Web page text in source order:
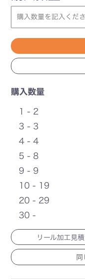
購入数量
1 - 2
3 - 3
4 - 4
5 - 8
9 - 9
10 - 19
20 - 29
30 -
リール加工見積